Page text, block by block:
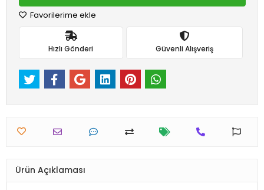
Favorilerime ekle
Hızlı Gönderi Güvenli Alışveriş
Ürün Açıklaması